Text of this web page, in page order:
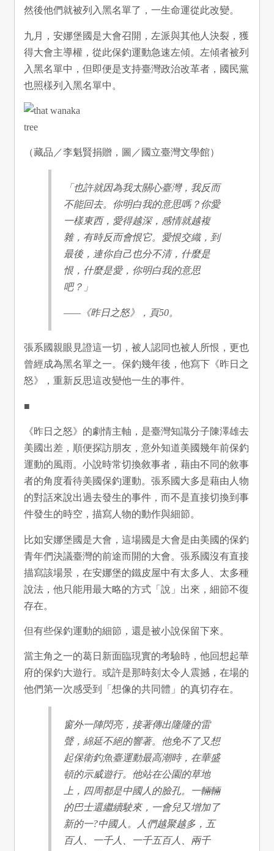
然後他們就被列入黑名單了，一生命運從此改變。
九月，安娜堡國是大會召開，左派與其他人決裂，獲
得大會主導權，從此保釣運動急速左傾。左傾者被列
入黑名單中，但即便是支持臺灣政治改革者，國民黨
也照樣列入黑名單中。
（藏品／李魁賢捐贈，圖／國立臺灣文學館）
「也許就因為我太關心臺灣，我反而
不能回去。你明白我的意思嗎？你愛
一樣東西，愛得越深，感情就越複
雜，有時反而會恨它。愛恨交織，到
最後，連你自己也分不清，什麼是
恨，什麼是愛，你明白我的意思
吧？」
——《昨日之怒》，頁50。
張系國親眼見證這一切，被人認同也被人所恨，更也
曾經成為黑名單之一。保釣幾年後，他寫下《昨日之
怒》，重新反思這改變他一生的事件。
■
《昨日之怒》的劇情主軸，是臺灣知識分子陳澤雄去
美國出差，順便探訪朋友，意外知道美國幾年前保釣
運動的風雨。小說時常切換敘事者，藉由不同的敘事
者的角度看待美國保釣運動。張系國大多是藉由人物
的對話來說出過去發生的事件，而不是直接切換到事
件發生的時空，描寫人物的動作與細節。
比如安娜堡國是大會，這場國是大會是由美國的保釣
青年們決議臺灣的前途而開的大會。張系國沒有直接
描寫該場景，在安娜堡的鐵皮屋中有太多人、太多種
說法，他只能用最大略的方式「說」出來，細節不復
存在。
但有些保釣運動的細節，還是被小說保留下來。
當主角之一的葛日新面臨現實的考驗時，他回想起華
府的保釣大遊行。或許是那時刻太令人震撼，在場的
他們第一次感受到「想像的共同體」的真切存在。
窗外一陣閃亮，接著傳出隆隆的雷
聲，綿延不絕的響著。他免不了又想
起保衛釣魚臺運動最高潮時，在華盛
頓的示威遊行。他站在公園的草地
上，四周都是中國人的臉孔。一輛輛
的巴士還繼續駛來，一會兒又增加了
新的一?中國人。人們越聚越多，五
百人、一千人、一千五百人、兩千